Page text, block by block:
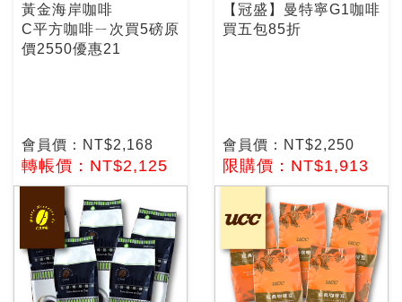
黃金海岸咖啡
C平方咖啡ㄧ次買5磅原
價2550優惠21
會員價：NT$2,168
轉帳價：NT$2,125
【冠盛】曼特寧G1咖啡
買五包85折
會員價：NT$2,250
限購價：NT$1,913